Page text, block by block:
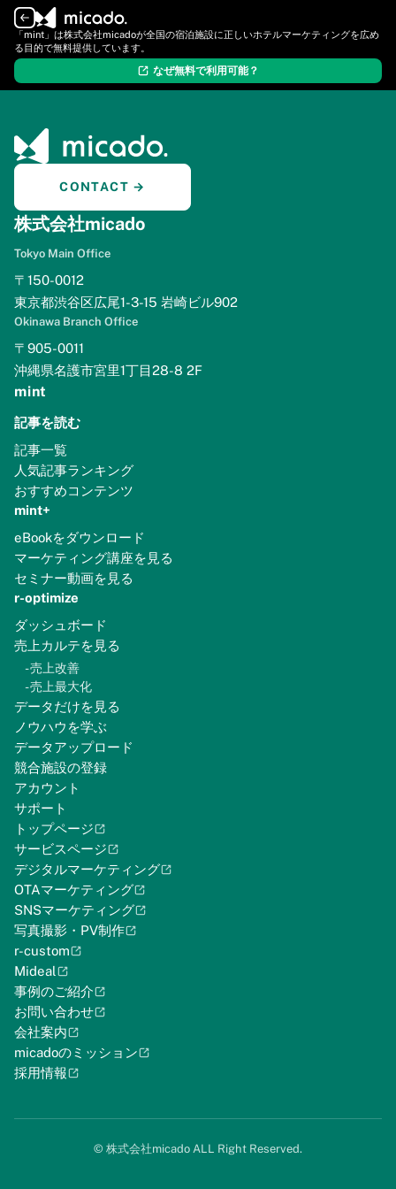
「mint」は株式会社micadoが全国の宿泊施設に正しいホテルマーケティングを広め
る目的で無料提供しています。
なぜ無料で利用可能？
ログイン 新規登録
CONTACT →
株式会社micado
Tokyo Main Office
〒150-0012
東京都渋谷区広尾1-3-15 岩崎ビル902
Okinawa Branch Office
〒905-0011
沖縄県名護市宮里1丁目28-8 2F
mint
記事を読む
記事一覧
人気記事ランキング
おすすめコンテンツ
mint+
eBookをダウンロード
マーケティング講座を見る
セミナー動画を見る
r-optimize
ダッシュボード
売上カルテを見る
-売上改善
-売上最大化
データだけを見る
ノウハウを学ぶ
データアップロード
競合施設の登録
アカウント
サポート
トップページ
サービスページ
デジタルマーケティング
OTAマーケティング
SNSマーケティング
写真撮影・PV制作
r-custom
Mideal
事例のご紹介
お問い合わせ
会社案内
micadoのミッション
採用情報
©︎ 株式会社micado ALL Right Reserved.